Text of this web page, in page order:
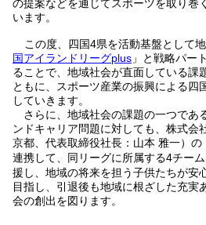
の提案などを通じてスポーツを取り巻
います。
この度、四国4県を活動基盤として
国アイランドリーグplus 」と戦略パー
ることで、地域社会が直面している課
ともに、スポーツ産業の振興による四
していきます。
さらに、地域社会の課題の一つであ
ンドキャリア問題に対しても、株式会
京都、代表取締役社長：山本 雅一）の
連携して、同リーグに所属する4チーム
援し、地域の将来を担う子供たちが安
目指し、引退後も地域に根ざした充実
会の創出を図ります。